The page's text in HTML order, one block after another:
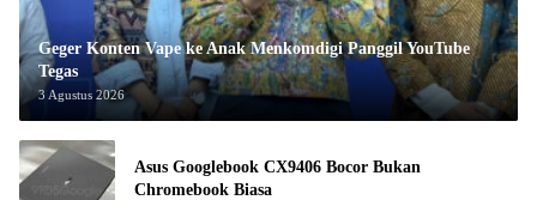
Geger Konten Vape ke Anak Menkomdigi Panggil YouTube
Tegas
3 Agustus 2026
Asus Googlebook CX9406 Bocor Bukan
Chromebook Biasa